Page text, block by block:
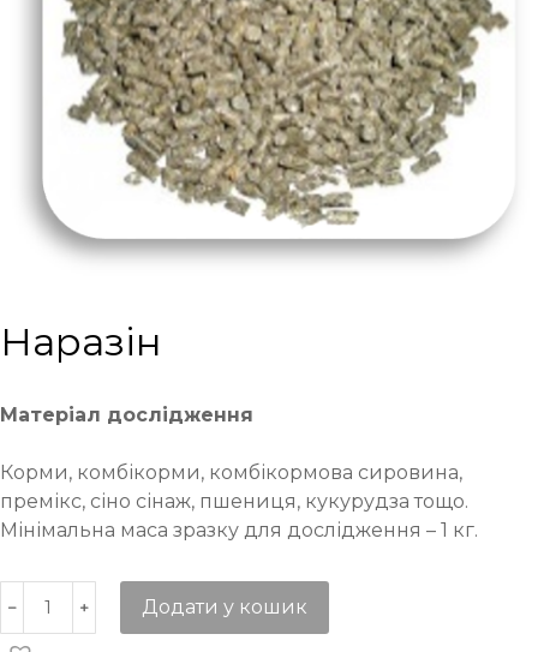
Наразін
Матеріал дослідження
Корми, комбікорми, комбікормова сировина,
премікс, сіно сінаж, пшениця, кукурудза тощо.
Мінімальна маса зразку для дослідження – 1 кг.
Додати у кошик